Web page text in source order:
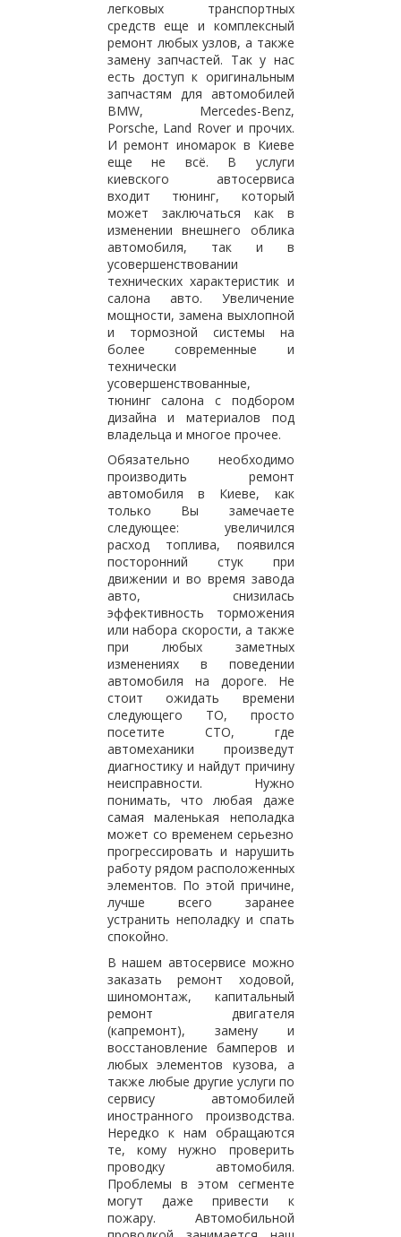
легковых транспортных
средств еще и комплексный
ремонт любых узлов, а также
замену запчастей. Так у нас
есть доступ к оригинальным
запчастям для автомобилей
BMW, Mercedes-Benz,
Porsche, Land Rover и прочих.
И ремонт иномарок в Киеве
еще не всё. В услуги
киевского автосервиса
входит тюнинг, который
может заключаться как в
изменении внешнего облика
автомобиля, так и в
усовершенствовании
технических характеристик и
салона авто. Увеличение
мощности, замена выхлопной
и тормозной системы на
более современные и
технически
усовершенствованные,
тюнинг салона с подбором
дизайна и материалов под
владельца и многое прочее.
Обязательно необходимо
производить ремонт
автомобиля в Киеве, как
только Вы замечаете
следующее: увеличился
расход топлива, появился
посторонний стук при
движении и во время завода
авто, снизилась
эффективность торможения
или набора скорости, а также
при любых заметных
изменениях в поведении
автомобиля на дороге. Не
стоит ожидать времени
следующего ТО, просто
посетите СТО, где
автомеханики произведут
диагностику и найдут причину
неисправности. Нужно
понимать, что любая даже
самая маленькая неполадка
может со временем серьезно
прогрессировать и нарушить
работу рядом расположенных
элементов. По этой причине,
лучше всего заранее
устранить неполадку и спать
спокойно.
В нашем автосервисе можно
заказать ремонт ходовой,
шиномонтаж, капитальный
ремонт двигателя
(капремонт), замену и
восстановление бамперов и
любых элементов кузова, а
также любые другие услуги по
сервису автомобилей
иностранного производства.
Нередко к нам обращаются
те, кому нужно проверить
проводку автомобиля.
Проблемы в этом сегменте
могут даже привести к
пожару. Автомобильной